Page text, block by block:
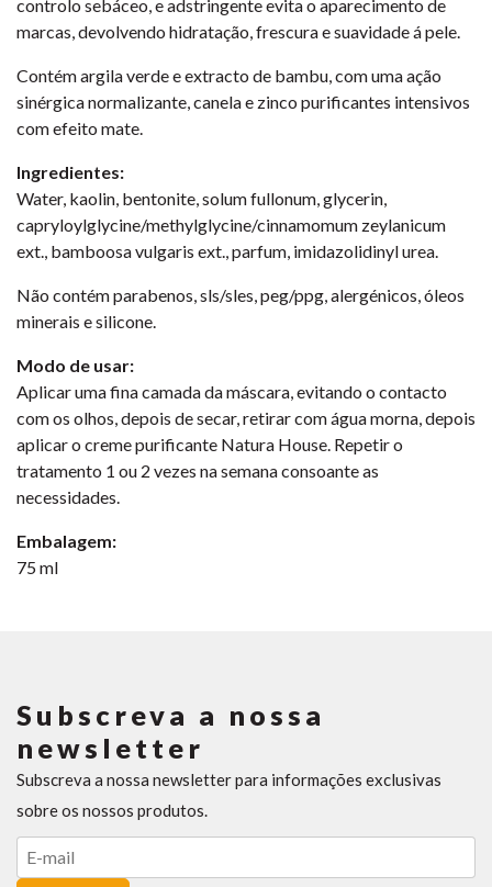
controlo sebáceo, e adstringente evita o aparecimento de
marcas, devolvendo hidratação, frescura e suavidade á pele.
Contém argila verde e extracto de bambu, com uma ação
sinérgica normalizante, canela e zinco purificantes intensivos
com efeito mate.
Ingredientes:
Water, kaolin, bentonite, solum fullonum, glycerin,
capryloylglycine/methylglycine/cinnamomum zeylanicum
ext., bamboosa vulgaris ext., parfum, imidazolidinyl urea.
Não contém parabenos, sls/sles, peg/ppg, alergénicos, óleos
minerais e silicone.
Modo de usar:
Aplicar uma fina camada da máscara, evitando o contacto
com os olhos, depois de secar, retirar com água morna, depois
aplicar o creme purificante Natura House. Repetir o
tratamento 1 ou 2 vezes na semana consoante as
necessidades.
Embalagem:
75 ml
Subscreva a nossa
newsletter
Subscreva a nossa newsletter para informações exclusivas
sobre os nossos produtos.